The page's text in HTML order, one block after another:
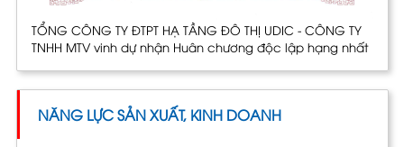
TỔNG CÔNG TY ĐTPT HẠ TẦNG ĐÔ THỊ UDIC - CÔNG TY
TNHH MTV vinh dự nhận Huân chương độc lập hạng nhất
NĂNG LỰC SẢN XUẤT, KINH DOANH